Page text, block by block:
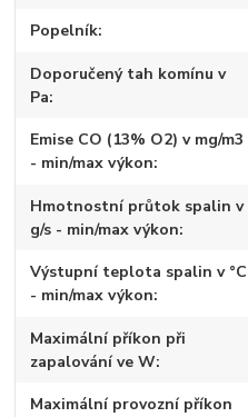
Popelník
Doporučený tah komínu v
Pa
Emise CO (13% O2) v mg/m3
- min/max výkon
Hmotnostní průtok spalin v
g/s - min/max výkon
Výstupní teplota spalin v °C
- min/max výkon
Maximální příkon při
zapalování ve W
Maximální provozní příkon